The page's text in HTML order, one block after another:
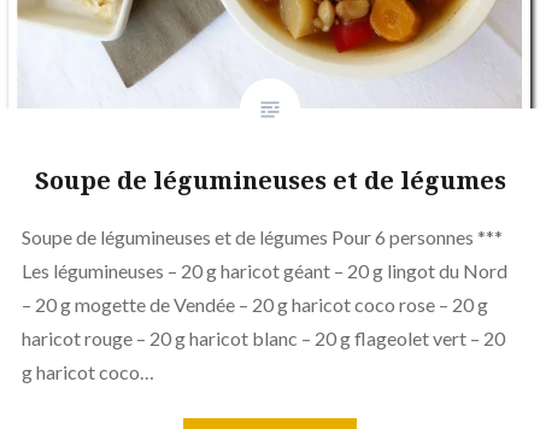
Soupe de légumineuses et de légumes
Soupe de légumineuses et de légumes Pour 6 personnes ***
Les légumineuses – 20 g haricot géant – 20 g lingot du Nord
– 20 g mogette de Vendée – 20 g haricot coco rose – 20 g
haricot rouge – 20 g haricot blanc – 20 g flageolet vert – 20
g haricot coco…